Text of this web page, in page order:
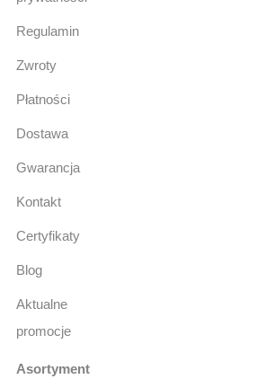
Regulamin
Zwroty
Płatności
Dostawa
Gwarancja
Kontakt
Certyfikaty
Blog
Aktualne
promocje
Asortyment